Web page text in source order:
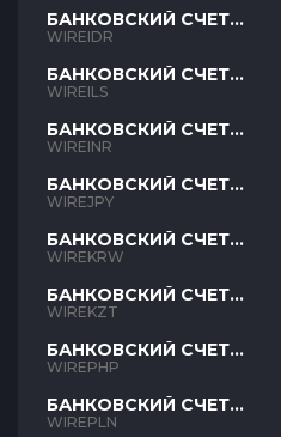
БАНКОВСКИЙ СЧЕТ
IDR
WIREIDR
БАНКОВСКИЙ СЧЕТ
ILS
WIREILS
БАНКОВСКИЙ СЧЕТ
INR
WIREINR
БАНКОВСКИЙ СЧЕТ
JPY
WIREJPY
БАНКОВСКИЙ СЧЕТ
KRW
WIREKRW
БАНКОВСКИЙ СЧЕТ
KZT
WIREKZT
БАНКОВСКИЙ СЧЕТ
PHP
WIREPHP
БАНКОВСКИЙ СЧЕТ
PLN
WIREPLN